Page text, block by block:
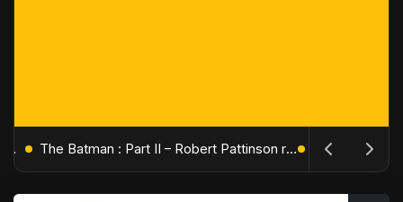
L'Âge de Glace : Le Réveil du Volcan – Manny, Sid et Diego de retour pour une aventure explosive The Batman : Part II – Robert Pattinson replonge dans les ténèbres de Gotham dès octobre 2027